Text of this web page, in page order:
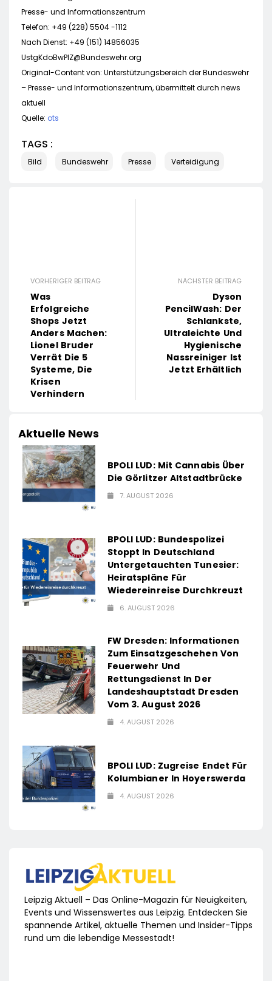
Presse- und Informationszentrum
Telefon: +49 (228) 5504 -1112
Nach Dienst: +49 (151) 14856035
UstgKdoBwPIZ@Bundeswehr.org
Original-Content von: Unterstützungsbereich der Bundeswehr
– Presse- und Informationszentrum, übermittelt durch news
aktuell
Quelle: ots
TAGS :
Bild Bundeswehr Presse Verteidigung
VORHERIGER BEITRAG
Was
Erfolgreiche
Shops Jetzt
Anders Machen:
Lionel Bruder
Verrät Die 5
Systeme, Die
Krisen
Verhindern
NÄCHSTER BEITRAG
Dyson
PencilWash: Der
Schlankste,
Ultraleichte Und
Hygienische
Nassreiniger Ist
Jetzt Erhältlich
Aktuelle News
BPOLI LUD: Mit Cannabis Über
Die Görlitzer Altstadtbrücke
7. AUGUST 2026
BPOLI LUD: Bundespolizei
Stoppt In Deutschland
Untergetauchten Tunesier:
Heiratspläne Für
Wiedereinreise Durchkreuzt
6. AUGUST 2026
FW Dresden: Informationen
Zum Einsatzgeschehen Von
Feuerwehr Und
Rettungsdienst In Der
Landeshauptstadt Dresden
Vom 3. August 2026
4. AUGUST 2026
BPOLI LUD: Zugreise Endet Für
Kolumbianer In Hoyerswerda
4. AUGUST 2026
Leipzig Aktuell – Das Online-Magazin für Neuigkeiten,
Events und Wissenswertes aus Leipzig. Entdecken Sie
spannende Artikel, aktuelle Themen und Insider-Tipps
rund um die lebendige Messestadt!